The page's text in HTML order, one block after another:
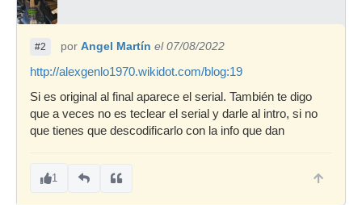
#2 por Angel Martín el 07/08/2022
http://alexgenlo1970.wikidot.com/blog:19
Si es original al final aparece el serial. También te digo
que a veces no es teclear el serial y darle al intro, si no
que tienes que descodificarlo con la info que dan
1